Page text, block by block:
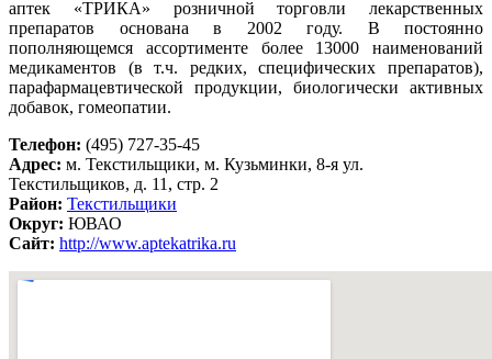
аптек «ТРИКА» розничной торговли лекарственных
препаратов основана в 2002 году. В постоянно
пополняющемся ассортименте более 13000 наименований
медикаментов (в т.ч. редких, специфических препаратов),
парафармацевтической продукции, биологически активных
добавок, гомеопатии.
Телефон: (495) 727-35-45
Адрес: м. Текстильщики, м. Кузьминки, 8-я ул.
Текстильщиков, д. 11, стр. 2
Район: Текстильщики
Округ: ЮВАО
Сайт: http://www.aptekatrika.ru